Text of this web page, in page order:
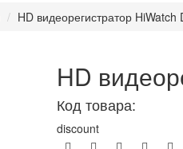
HD видеорегистратор HiWatch
HD
Код товара:
discount